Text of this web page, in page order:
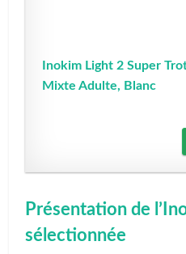
Inokim Light 2 Super
Mixte Adulte, Blanc
Présentation de
sélectionnée